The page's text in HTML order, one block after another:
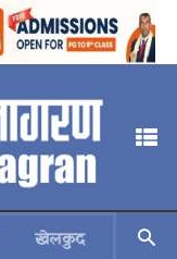
खेलकुद स्वास्थ्य